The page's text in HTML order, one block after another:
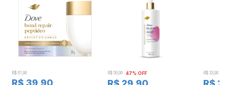
R$ 61,90
R$ 39,90
R$ 56,90 47% OFF R$ 33,90